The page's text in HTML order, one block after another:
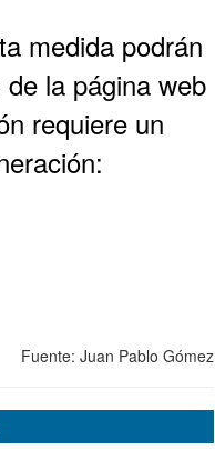
medida podrán
la página web
requiere un
Fuente: Juan Pablo Gómez